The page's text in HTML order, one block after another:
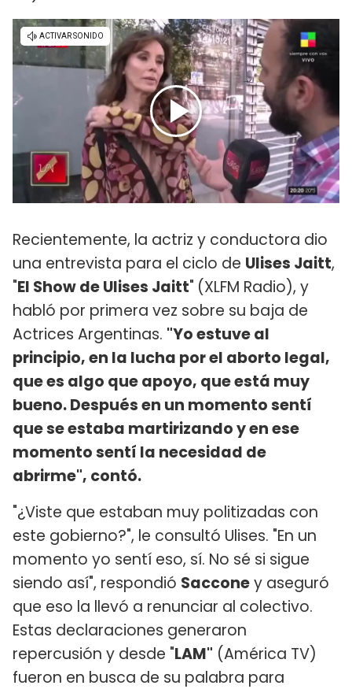
Recientemente, la actriz y conductora dio
una entrevista para el ciclo de Ulises Jaitt,
"El Show de Ulises Jaitt" (XLFM Radio), y
habló por primera vez sobre su baja de
Actrices Argentinas. "Yo estuve al
principio, en la lucha por el aborto legal,
que es algo que apoyo, que está muy
bueno. Después en un momento sentí
que se estaba martirizando y en ese
momento sentí la necesidad de
abrirme", contó.
"¿Viste que estaban muy politizadas con
este gobierno?", le consultó Ulises. "En un
momento yo sentí eso, sí. No sé si sigue
siendo así", respondió Sacconey aseguró
que eso la llevó a renunciar al colectivo.
Estas declaraciones generaron
repercusión y desde "LAM" (América TV)
fueron en busca de su palabra para